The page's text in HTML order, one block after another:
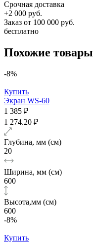
Срочная доставка
+2 000 руб.
Заказ от 100 000 руб.
бесплатно
Похожие товары
-8%
Купить
Экран WS-60
1 385 ₽
1 274.20 ₽
Глубина, мм (см)
20
Ширина, мм (см)
600
Высота,мм (см)
600
-8%
Купить